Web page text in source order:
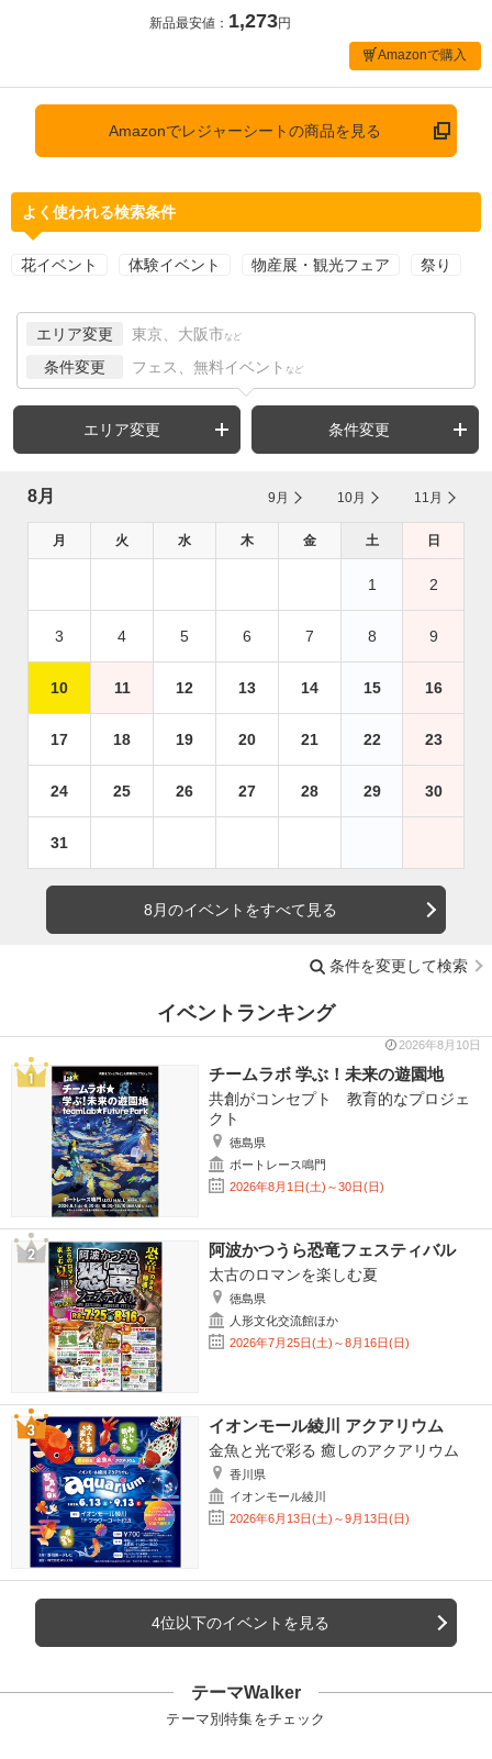
新品最安値： 1,273円
Amazonで購入
Amazonでレジャーシートの商品を見る
よく使われる検索条件
花イベント 体験イベント 物産展・観光フェア 祭り
エリア変更 東京、大阪市 など
条件変更 フェス、無料イベント など
エリア変更 条件変更
8月 9月 10月 11月
月 火 水 木 金 土 日
1 2
3 4 5 6 7 8 9
10 11 12 13 14 15 16
17 18 19 20 21 22 23
24 25 26 27 28 29 30
31
8月のイベントをすべて見る
条件を変更して検索
イベントランキング
2026年8月10日
チームラボ 学ぶ！未来の遊園地
共創がコンセプト 教育的なプロジェ
クト
徳島県
ボートレース鳴門
2026年8月1日(土)～30日(日)
阿波かつうら恐竜フェスティバル
太古のロマンを楽しむ夏
徳島県
人形文化交流館ほか
2026年7月25日(土)～8月16日(日)
イオンモール綾川 アクアリウム
金魚と光で彩る 癒しのアクアリウム
香川県
イオンモール綾川
2026年6月13日(土)～9月13日(日)
4位以下のイベントを見る
テーマWalker
テーマ別特集をチェック